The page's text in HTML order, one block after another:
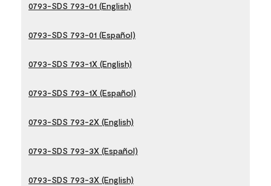
0793-SDS 793-01 (English)
0793-SDS 793-01 (Español)
0793-SDS 793-1X (English)
0793-SDS 793-1X (Español)
0793-SDS 793-2X (English)
0793-SDS 793-3X (Español)
0793-SDS 793-3X (English)